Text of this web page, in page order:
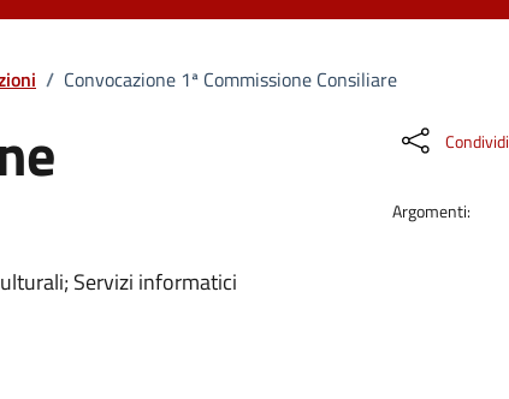
/ Convocazione 1ª Commissione Consiliare
Servizi informatici
Condividi
Argomenti: